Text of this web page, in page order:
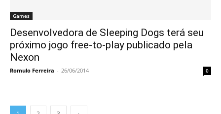
Games
Desenvolvedora de Sleeping Dogs terá seu
próximo jogo free-to-play publicado pela
Nexon
Romulo Ferreira - 26/06/2014 0